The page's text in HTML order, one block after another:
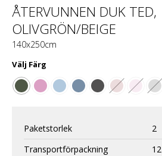
ÅTERVUNNEN DUK TED,
OLIVGRÖN/BEIGE
140x250cm
Välj Färg
Paketstorlek
2
Transportförpackning
12